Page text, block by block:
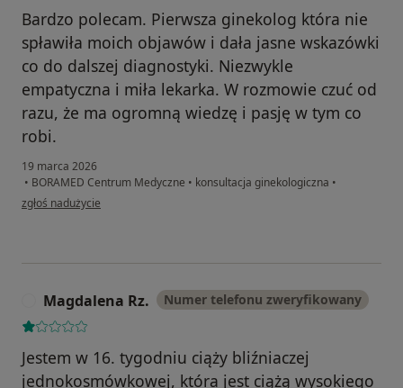
Bardzo polecam. Pierwsza ginekolog która nie
spławiła moich objawów i dała jasne wskazówki
co do dalszej diagnostyki. Niezwykle
empatyczna i miła lekarka. W rozmowie czuć od
razu, że ma ogromną wiedzę i pasję w tym co
robi.
19 marca 2026
• BORAMED Centrum Medyczne • konsultacja ginekologiczna •
w opinii użytkownika MK
zgłoś nadużycie
Magdalena Rz. Numer telefonu zweryfikowany
Jestem w 16. tygodniu ciąży bliźniaczej
jednokosmówkowej, która jest ciążą wysokiego